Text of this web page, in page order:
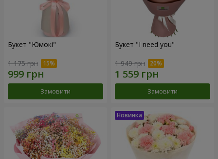
Букет "Юмокі"
1 175 грн
Замовити
Букет "I need you"
1 949 грн
Замовити